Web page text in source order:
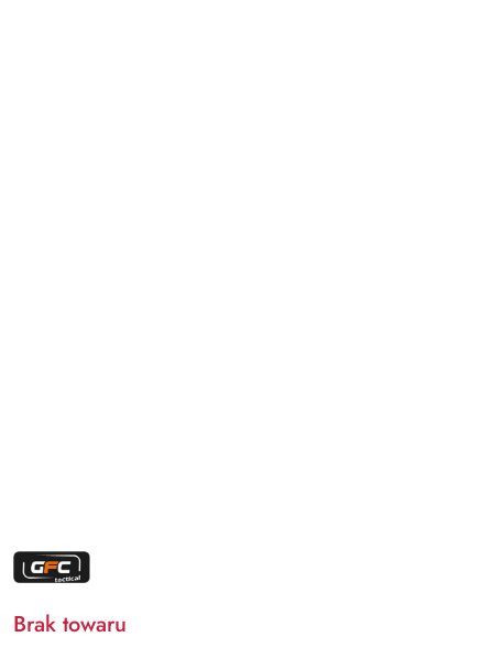
NAZWA
PRODUCENTA:
GFC
Brak towaru